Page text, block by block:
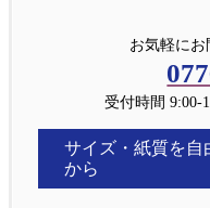
お気軽にお
受付時間 9:00-
サイズ・紙質を自
から